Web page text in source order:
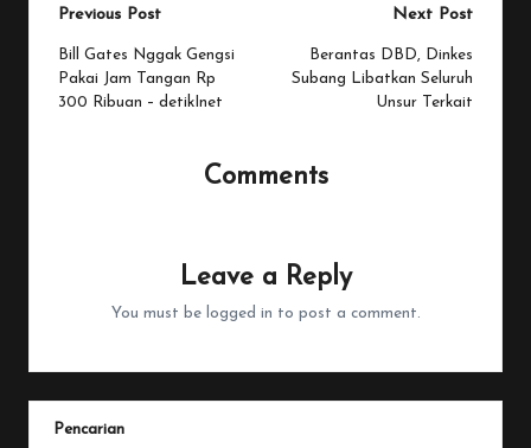
Post
navigation
Previous Post
Bill Gates Nggak Gengsi
Pakai Jam Tangan Rp
300 Ribuan – detikInet
Next Post
Berantas DBD, Dinkes
Subang Libatkan Seluruh
Unsur Terkait
Comments
Leave a Reply
You must be logged in to post a comment.
Pencarian